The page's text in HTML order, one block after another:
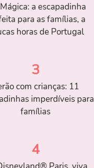
a escapadinha
para as famílias, a
horas de Portugal
3
com crianças: 11
imperdíveis para
famílias
4